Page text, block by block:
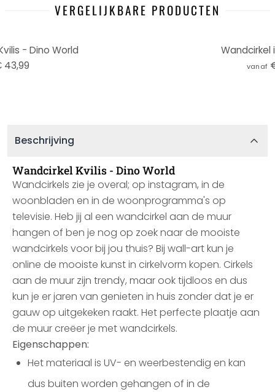
VERGELIJKBARE PRODUCTEN
- Dino World
43,99
Wandcirkel
vanaf
Beschrijving
Wandcirkel Kvilis - Dino World
Wandcirkels zie je overal; op instagram, in de
woonbladen en in de woonprogramma's op
televisie. Heb jij al een wandcirkel aan de muur
hangen of ben je nog op zoek naar de mooiste
wandcirkels voor bij jou thuis? Bij wall-art kun je
online de mooiste kunst in cirkelvorm kopen. Cirkels
aan de muur zijn trendy, maar ook tijdloos en dus
kun je er jaren van genieten in huis zonder dat je er
gauw op uitgekeken raakt. Het perfecte plaatje aan
de muur creëer je met wandcirkels.
Eigenschappen:
Het materiaal is UV- en weerbestendig en kan
dus buiten worden gehangen of in de